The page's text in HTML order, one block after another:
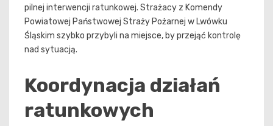
pilnej interwencji ratunkowej. Strażacy z Komendy
Powiatowej Państwowej Straży Pożarnej w Lwówku
Śląskim szybko przybyli na miejsce, by przejąć kontrolę
nad sytuacją.
Koordynacja działań
ratunkowych